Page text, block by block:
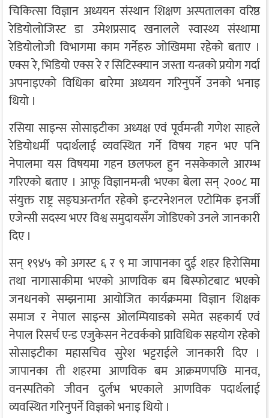
चिकित्सा विज्ञान अध्ययन संस्थान शिक्षण अस्पतालका वरिष्ठ
रेडियोलोजिस्ट डा उमेशप्रसाद खनालले स्वास्थ्य संस्थामा
रेडियोलोजी विभागमा काम गर्नेहरु जोखिममा रहेको बताए ।
एक्स रे, भिडियो एक्स रे र सिटिस्क्यान जस्ता यन्त्रको प्रयोग गर्दा
अपनाइएको विधिका बारेमा अध्ययन गरिनुपर्ने उनको भनाइ
थियो ।
रसिया साइन्स सोसाइटीका अध्यक्ष एवं पूर्वमन्त्री गणेश साहले
रेडियोधर्मी पदार्थलाई व्यवस्थित गर्ने विषय गहन भए पनि
नेपालमा यस विषयमा गहन छलफल हुन नसकेकाले आरम्भ
गरिएको बताए । आफू विज्ञानमन्त्री भएका बेला सन् २००८ मा
संयुक्त राष्ट्र सङ्घअन्तर्गत रहेको इन्टरनेशनल एटोमिक इनर्जी
एजेन्सी सदस्य भएर विश्व समुदायसँग जोडिएको उनले जानकारी
दिए ।
सन् १९४५ को अगस्ट ६ र ९ मा जापानका दुई शहर हिरोसिमा
तथा नागासाकीमा भएको आणविक बम बिस्फोटबाट भएको
जनधनको सम्झनामा आयोजित कार्यक्रममा विज्ञान शिक्षक
समाज र नेपाल साइन्स ओलम्पियाडको समेत सहकार्य एवं
नेपाल रिसर्च एन्ड एजुकेसन नेटवर्कको प्राविधिक सहयोग रहेको
सोसाइटीका महासचिव सुरेश भट्टराईले जानकारी दिए ।
जापानका ती शहरमा आणविक बम आक्रमणपछि मानव,
वनस्पतिको जीवन दुर्लभ भएकाले आणविक पदार्थलाई
व्यवस्थित गरिनुपर्ने विज्ञको भनाइ थियो ।